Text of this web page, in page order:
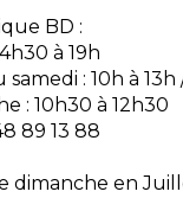
BD :
à 19h
samedi : 10h à 13h
: 10h30 à 12h30
89 13 88
dimanche en